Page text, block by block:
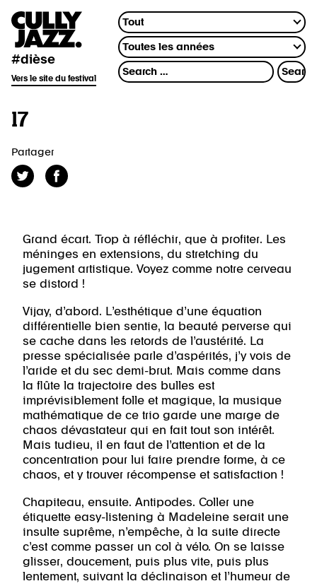
#dièse
Vers le site du festival
17
Partager
Grand écart. Trop à réfléchir, que à profiter. Les
méninges en extensions, du stretching du
jugement artistique. Voyez comme notre cerveau
se distord !
Vijay, d’abord. L’esthétique d’une équation
différentielle bien sentie, la beauté perverse qui
se cache dans les retords de l’austérité. La
presse spécialisée parle d’aspérités, j’y vois de
l’aride et du sec demi-brut. Mais comme dans
la flûte la trajectoire des bulles est
imprévisiblement folle et magique, la musique
mathématique de ce trio garde une marge de
chaos dévastateur qui en fait tout son intérêt.
Mais tudieu, il en faut de l’attention et de la
concentration pour lui faire prendre forme, à ce
chaos, et y trouver récompense et satisfaction !
Chapiteau, ensuite. Antipodes. Coller une
étiquette easy-listening à Madeleine serait une
insulte suprême, n’empêche, à la suite directe
c’est comme passer un col à vélo. On se laisse
glisser, doucement, puis plus vite, puis plus
lentement, suivant la déclinaison et l’humeur de